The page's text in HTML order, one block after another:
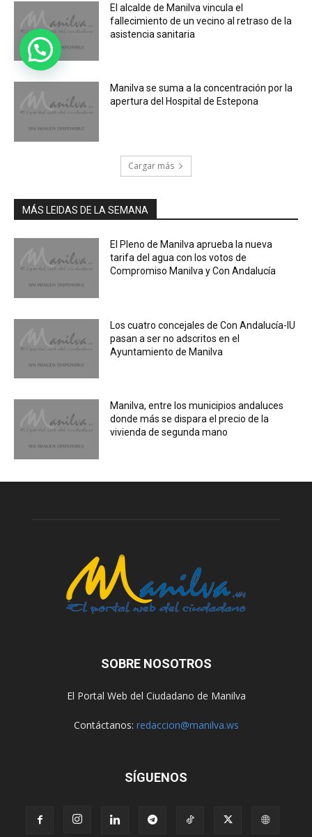
El alcalde de Manilva vincula el
fallecimiento de un vecino al retraso de la
asistencia sanitaria
Manilva se suma a la concentración por la
apertura del Hospital de Estepona
Cargar más
MÁS LEIDAS DE LA SEMANA
El Pleno de Manilva aprueba la nueva
tarifa del agua con los votos de
Compromiso Manilva y Con Andalucía
Los cuatro concejales de Con Andalucía-IU
pasan a ser no adscritos en el
Ayuntamiento de Manilva
Manilva, entre los municipios andaluces
donde más se dispara el precio de la
vivienda de segunda mano
SOBRE NOSOTROS
El Portal Web del Ciudadano de Manilva
Contáctanos: redaccion@manilva.ws
SÍGUENOS